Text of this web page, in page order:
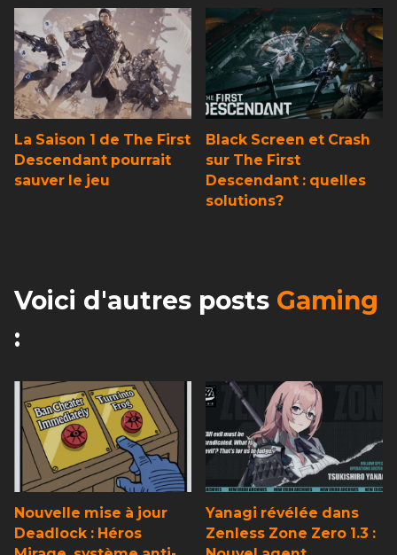
La Saison 1 de The First
Descendant pourrait
sauver le jeu
Black Screen et Crash
sur The First
Descendant : quelles
solutions?
Voici d'autres posts Gaming
:
Nouvelle mise à jour
Deadlock : Héros
Yanagi révélée dans
Zenless Zone Zero 1.3 :